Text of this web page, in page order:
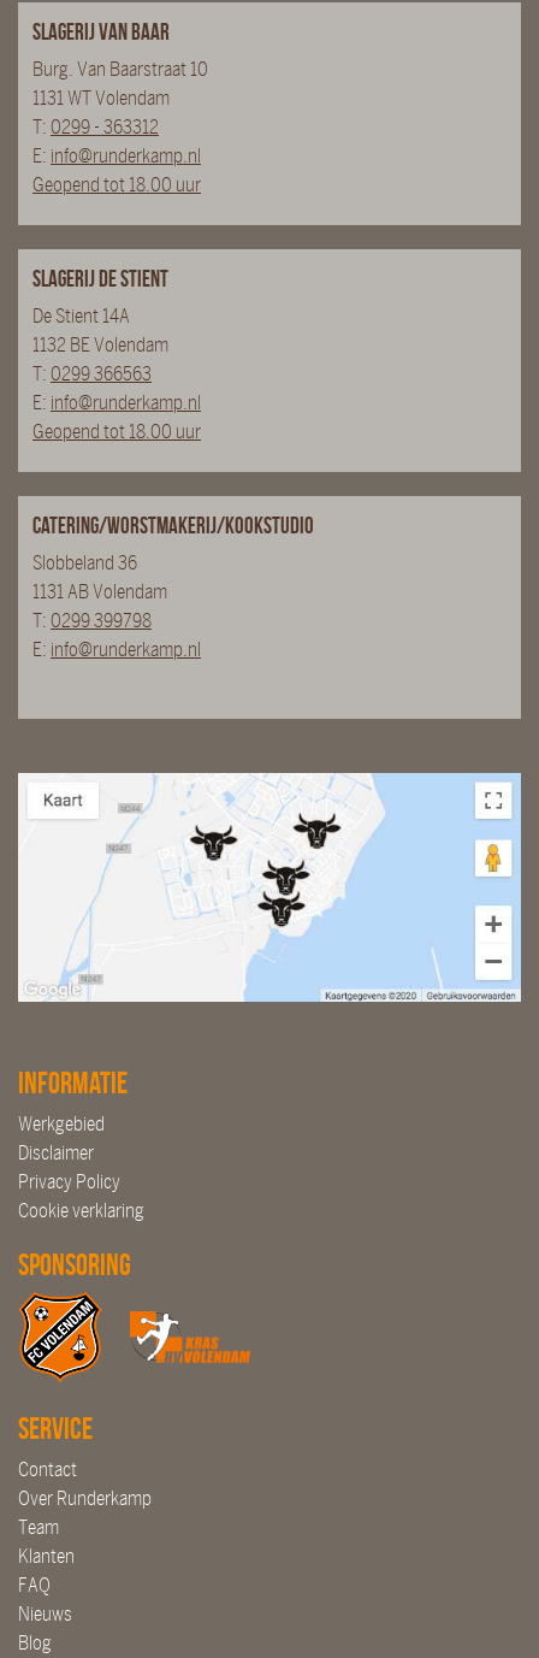
Slagerij van Baar
Burg. Van Baarstraat 10
1131 WT Volendam
T: 0299 - 363312
E: info@runderkamp.nl
Geopend tot 18.00 uur
Slagerij De Stient
De Stient 14A
1132 BE Volendam
T: 0299 366563
E: info@runderkamp.nl
Geopend tot 18.00 uur
Catering/Worstmakerij/Kookstudio
Slobbeland 36
1131 AB Volendam
T: 0299 399798
E: info@runderkamp.nl
Informatie
Werkgebied
Disclaimer
Privacy Policy
Cookie verklaring
Sponsoring
Service
Contact
Over Runderkamp
Team
Klanten
FAQ
Nieuws
Blog